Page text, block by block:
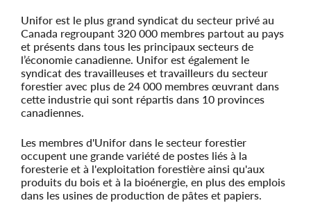
Unifor est le plus grand syndicat du secteur privé au
Canada regroupant 320 000 membres partout au pays
et présents dans tous les principaux secteurs de
l’économie canadienne. Unifor est également le
syndicat des travailleuses et travailleurs du secteur
forestier avec plus de 24 000 membres œuvrant dans
cette industrie qui sont répartis dans 10 provinces
canadiennes.
Les membres d'Unifor dans le secteur forestier
occupent une grande variété de postes liés à la
foresterie et à l'exploitation forestière ainsi qu'aux
produits du bois et à la bioénergie, en plus des emplois
dans les usines de production de pâtes et papiers.